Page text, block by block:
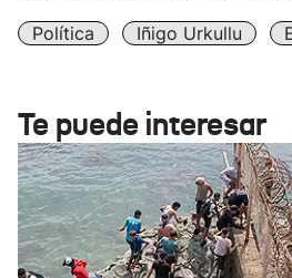
Política Iñigo Urkullu
Te puede interesar